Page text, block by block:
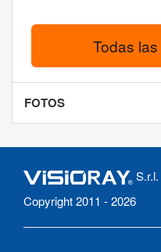
Todas
FOTOS
S.r.l.
Copyright 2011 - 2026